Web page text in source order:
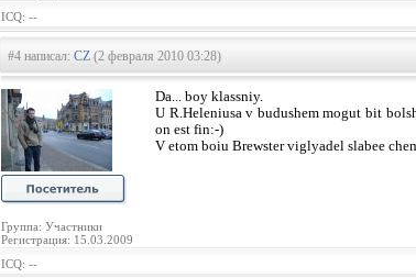
ICQ: --
#4 написал: CZ (2 февраля 2010 03:28)
Группа: Участники
Регистрация: 15.03.2009
Da... boy klassniy.
U R.Heleniusa v budushem mogut bit
on est fin:-)
V etom boiu Brewster viglyadel slabee
ICQ: --